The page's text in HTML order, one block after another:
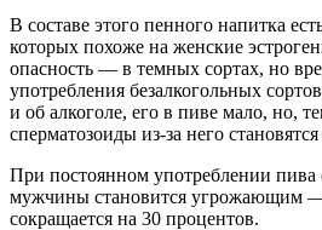
В составе этого пенного напитка
которых похоже на женские
опасность — в темных сортах, но
употребления безалкогольных
и об алкоголе, его в пиве мало, но,
сперматозоиды из-за него
При постоянном употреблении пива
мужчины становится угрожающим
сокращается на 30 процентов.